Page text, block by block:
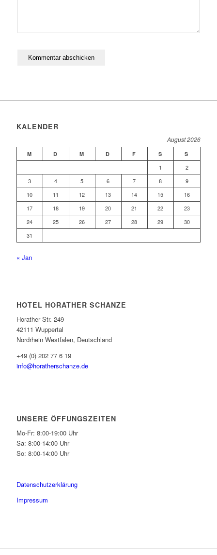
KALENDER
August 2026
M D M D F S S
1
2
3
4 5 6 7 8
9
10
11 12 13 14 15
16
17
18 19 20 21 22
23
24
25 26 27 28 29
30
31
« Jan
HOTEL HORATHER SCHANZE
Horather Str. 249
42111 Wuppertal
Nordrhein Westfalen, Deutschland
+49 (0) 202 77 6 19
info@horatherschanze.de
UNSERE ÖFFUNGSZEITEN
Mo-Fr: 8:00-19:00 Uhr
Sa: 8:00-14:00 Uhr
So: 8:00-14:00 Uhr
Datenschutzerklärung
Impressum